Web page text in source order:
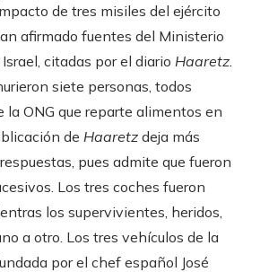
de tres misiles del ejército
afirmado fuentes del Ministerio
citadas por el diario Haaretz.
siete personas, todos
la ONG que reparte alimentos en
de Haaretz deja más
pues admite que fueron
Los tres coches fueron
los supervivientes, heridos,
a otro. Los tres vehículos de la
por el chef español José